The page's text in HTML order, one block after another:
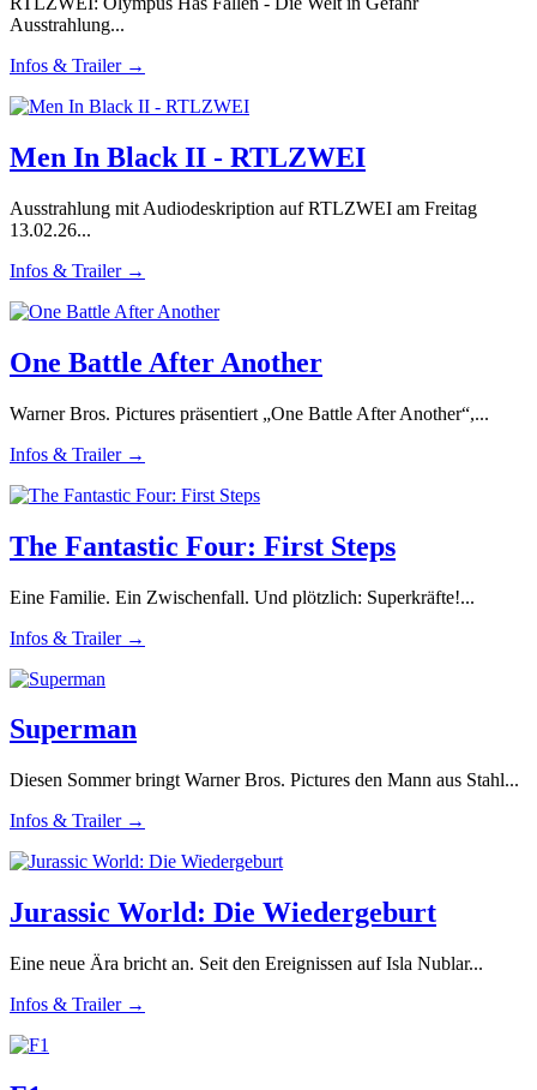
Ausstrahlung...
Infos & Trailer →
Men In Black II - RTLZWEI
Ausstrahlung mit Audiodeskription auf RTLZWEI am Freitag
13.02.26...
Infos & Trailer →
One Battle After Another
Warner Bros. Pictures präsentiert „One Battle After Another“,...
Infos & Trailer →
The Fantastic Four: First Steps
Eine Familie. Ein Zwischenfall. Und plötzlich: Superkräfte!...
Infos & Trailer →
Superman
Diesen Sommer bringt Warner Bros. Pictures den Mann aus Stahl...
Infos & Trailer →
Jurassic World: Die Wiedergeburt
Eine neue Ära bricht an. Seit den Ereignissen auf Isla Nublar...
Infos & Trailer →